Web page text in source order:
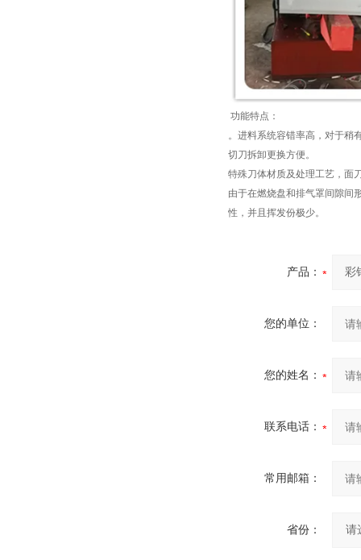
功能特点：
。进料系统容错率高，对于稍
切刀拆卸更换方便。
特殊刀体材质及处理工艺，面
由于在燃烧盘和排气罩间隙间
性，并且挥发份极少。
产品：
您的单位：
您的姓名：
联系电话：
常用邮箱：
省份：